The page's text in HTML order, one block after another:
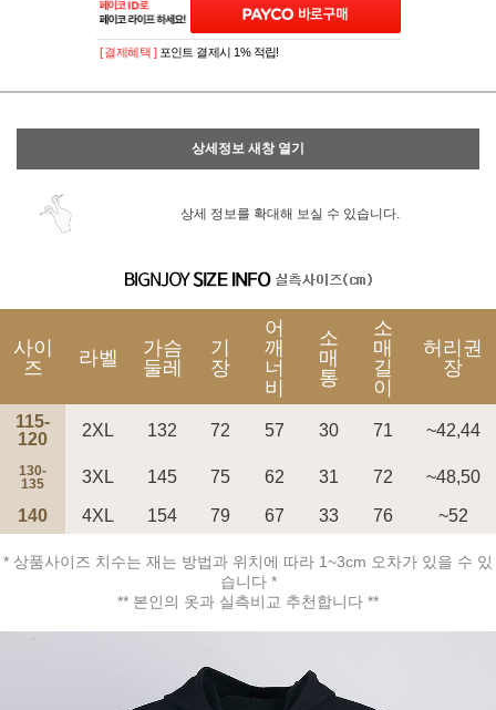
PAYCO 바로구매
[ 결제혜택 ] 포인트 결제시 1% 적립!
상세정보 새창 열기
상세 정보를 확대해 보실 수 있습니다.
사이
즈
라벨
가슴
둘레
기
장
어
깨
너
비
소
매
통
소
매
길
이
허리권
장
115-
120
2XL 132 72 57 30 71 ~42,44
130-
135
3XL 145 75 62 31 72 ~48,50
140 4XL 154 79 67 33 76 ~52
* 상품사이즈 치수는 재는 방법과 위치에 따라 1~3cm 오차가 있을 수 있
습니다 *
** 본인의 옷과 실측비교 추천합니다 **